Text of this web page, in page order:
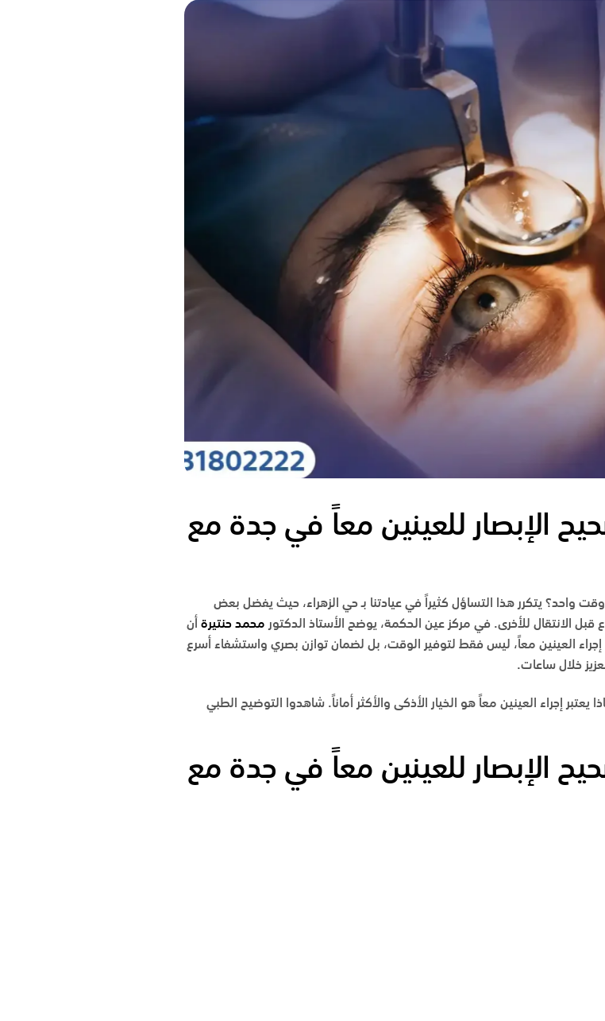
الإبصار للعينين معاً في جدة مع
واحد؟ يتكرر هذا التساؤل كثيراً في عيادتنا بـحي الزهراء، حيث يفضل بعض
قبل الانتقال للأخرى. في مركز عين الحكمة، يوضح الأستاذ الدكتور محمد حنتيرة أن
الإبصار الحديث لعام 2026 يعتمد على إجراء العينين معاً، ليس فقط لتوفير الوقت، بل لضمان توازن بصري واستشفاء أسرع
خلال ساعات.
إجراء العينين معاً هو الخيار الأذكى والأكثر أماناً. شاهدوا التوضيح الطبي
الإبصار للعينين معاً في جدة مع